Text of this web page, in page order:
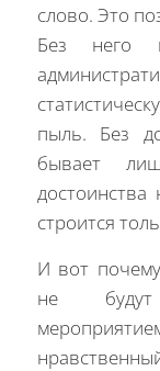
слово. Это
Без него
пыль. Без
бывает
строится
И вот
не будут